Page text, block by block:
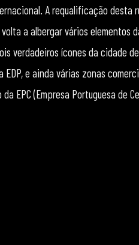
A requalificação desta
a albergar vários elementos
verdadeiros ícones da cidade
e ainda várias zonas
EPC (Empresa Portuguesa de